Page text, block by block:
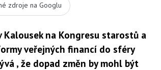
zdroje na Googlu
na Kongresu starostů a
veřejných financí do sféry
, že dopad změn by mohl být